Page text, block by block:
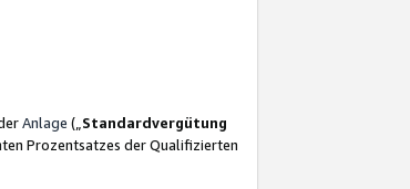
Anlage („ Standardvergütung
Prozentsatzes der Qualifizierten